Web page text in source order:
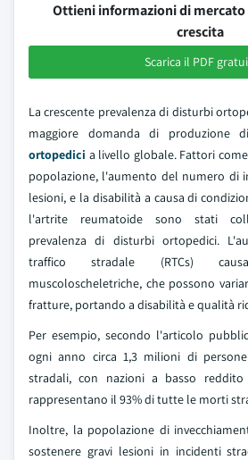
Ottieni informazioni di
crescita
Scarica il PDF
La crescente prevalenza di disturbi
maggiore domanda di produzione
ortopedici a livello globale. Fattori
popolazione, l'aumento del numero di
lesioni, e la disabilità a causa di
l'artrite reumatoide sono stati
prevalenza di disturbi ortopedici.
traffico stradale (RTCs)
muscoloscheletriche, che possono
fratture, portando a disabilità e qualità
Per esempio, secondo l'articolo
ogni anno circa 1,3 milioni di
stradali, con nazioni a basso
rappresentano il 93% di tutte le morti
Inoltre, la popolazione di
sostenere gravi lesioni in incidenti